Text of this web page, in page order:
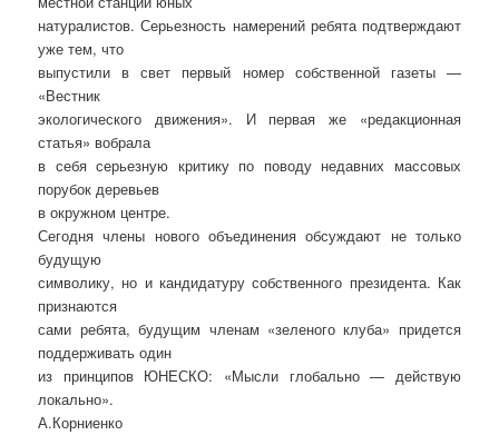
натуралистов. Серьезность намерений ребята подтверждают
уже тем, что
выпустили в свет первый номер собственной газеты —
«Вестник
экологического движения». И первая же «редакционная
статья» вобрала
в себя серьезную критику по поводу недавних массовых
порубок деревьев
в окружном центре.
Сегодня члены нового объединения обсуждают не только
будущую
символику, но и кандидатуру собственного президента. Как
признаются
сами ребята, будущим членам «зеленого клуба» придется
поддерживать один
из принципов ЮНЕСКО: «Мысли глобально — действую
локально».
А.Корниенко